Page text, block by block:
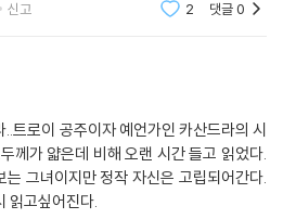
로 추방당하자 볼프는 다른 문인들과 함
를 받기도 했다.
아모스는 전쟁을 막을 수 있는 모든 방안에
카산드라의 말조차 이적 행위로 몰아붙
거부하고, 승리를 말하는 사람들로 주변
트로이는 점점 ‘적’과 똑같아진다. 의견
그럴 수가 없었다.이유
신고 2 댓글0
트로이 공주이자 예언가인 카산드라의 시
께가 얇은데 비해 오랜 시간 들고 읽었다.
자신은 고립되어간다.
읽고싶어진다.